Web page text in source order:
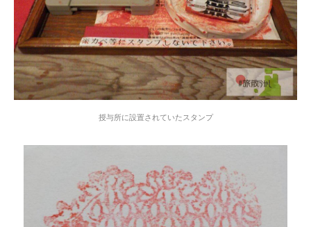
授与所に設置されていたスタンプ